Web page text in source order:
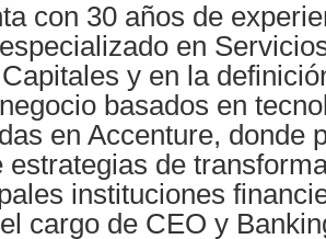
con 30 años de
en
y en la
basados en
en Accenture, donde
estrategias de
instituciones
cargo de CEO y